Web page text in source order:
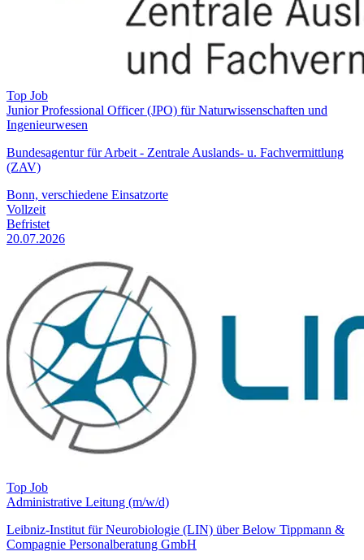
Top Job
Junior Professional Officer (JPO) für Naturwissenschaften und
Ingenieurwesen
Bundesagentur für Arbeit - Zentrale Auslands- u. Fachvermittlung
(ZAV)
Bonn, verschiedene Einsatzorte
Vollzeit
Befristet
20.07.2026
Top Job
Administrative Leitung (m/w/d)
Leibniz-Institut für Neurobiologie (LIN) über Below Tippmann &
Compagnie Personalberatung GmbH